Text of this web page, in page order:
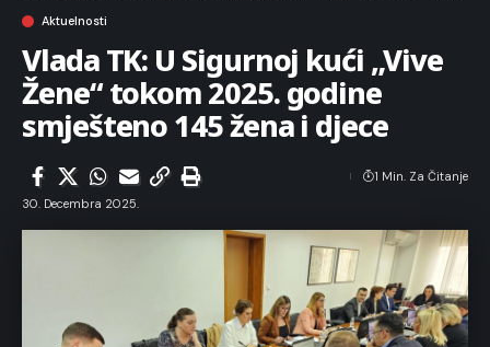
Aktuelnosti
Vlada TK: U Sigurnoj kući „Vive
Žene“ tokom 2025. godine
smješteno 145 žena i djece
30. Decembra 2025.
1 Min. Za Čitanje